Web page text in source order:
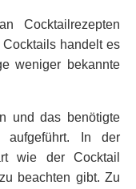
Cocktailrezepten
handelt es
weniger bekannte
und das benötigte
aufgeführt. In der
wie der Cocktail
beachten gibt. Zu